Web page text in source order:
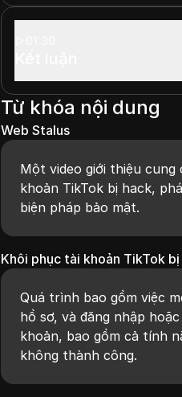
Từ khóa nội dung
Web Stalus
Một video giới thiệu
khoản TikTok bị hack,
biện pháp bảo mật.
Khôi phục tài khoản TikTok bị
Quá trình bao gồm việc
hồ sơ, và đăng nhập
khoản, bao gồm cả tính
không thành công.